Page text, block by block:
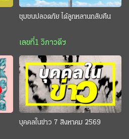
ชุมชนปลอดภัย ได้ลูกหลานกลับคืน
เลขที่1 วิภาวดีฯ
บุคคลในข่าว 7 สิงหาคม 2569